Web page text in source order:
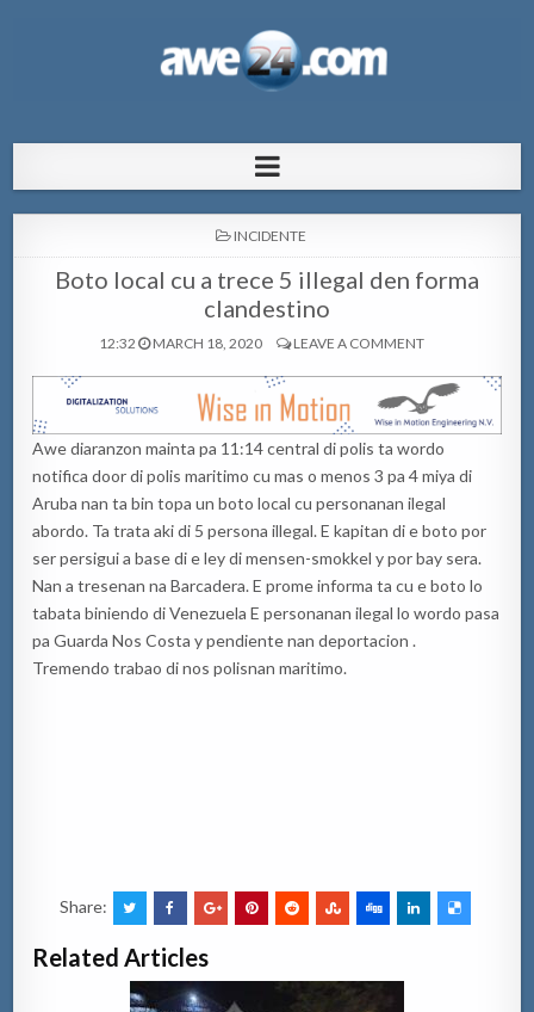
pa Aruba
POSTED
INCIDENTE
Boto local cu a trece 5 illegal den forma
clandestino
12:32 MARCH 18, 2020 LEAVE A COMMENT
Awe diaranzon mainta pa 11:14 central di polis ta wordo
notifica door di polis maritimo cu mas o menos 3 pa 4 miya di
Aruba nan ta bin topa un boto local cu personanan ilegal
abordo. Ta trata aki di 5 persona illegal. E kapitan di e boto por
ser persigui a base di e ley di mensen-smokkel y por bay sera.
Nan a tresenan na Barcadera. E prome informa ta cu e boto lo
tabata biniendo di Venezuela E personanan ilegal lo wordo pasa
pa Guarda Nos Costa y pendiente nan deportacion .
Tremendo trabao di nos polisnan maritimo.
Share:
Related Articles